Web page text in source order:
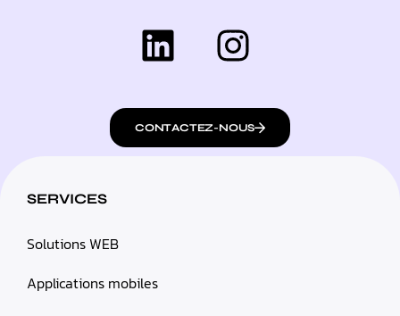
CONTACTEZ-NOUS
SERVICES
Solutions WEB
Applications mobiles